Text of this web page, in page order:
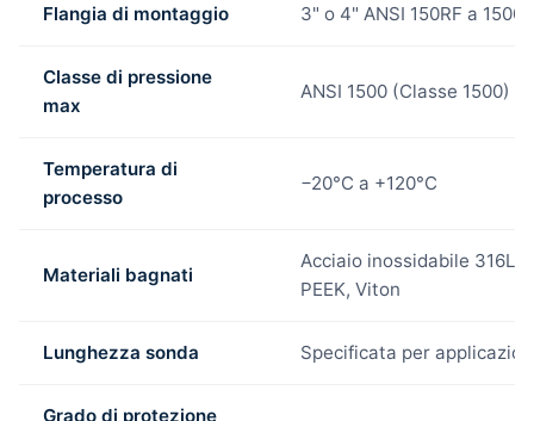
Flangia di montaggio 3" o 4" ANSI 150RF a
Classe di pressione
max
ANSI 1500 (Classe 1500)
Temperatura di
processo
−20°C a +120°C
Materiali bagnati
Acciaio inossidabile 316L,
PEEK, Viton
Lunghezza sonda Specificata per
Grado di protezione